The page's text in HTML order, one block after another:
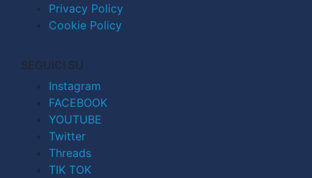
Privacy Policy
Cookie Policy
SEGUICI SU
Instagram
FACEBOOK
YOUTUBE
Twitter
Threads
TIK TOK